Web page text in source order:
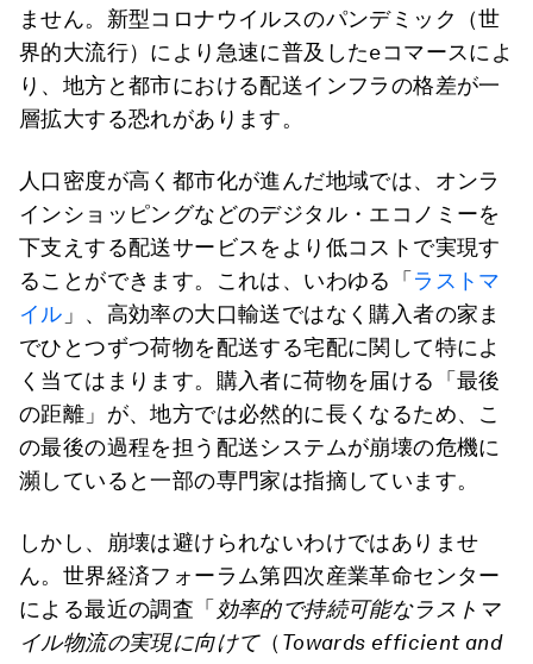
ません。新型コロナウイルスのパンデミック（世
界的大流行）により急速に普及したeコマースによ
り、地方と都市における配送インフラの格差が一
層拡大する恐れがあります。
人口密度が高く都市化が進んだ地域では、オンラ
インショッピングなどのデジタル・エコノミーを
下支えする配送サービスをより低コストで実現す
ることができます。これは、いわゆる「 ラストマ
イル 」、高効率の大口輸送ではなく購入者の家ま
でひとつずつ荷物を配送する宅配に関して特によ
く当てはまります。購入者に荷物を届ける「最後
の距離」が、地方では必然的に長くなるため、こ
の最後の過程を担う配送システムが崩壊の危機に
瀕していると一部の専門家は指摘しています。
しかし、崩壊は避けられないわけではありませ
ん。世界経済フォーラム第四次産業革命センター
による最近の調査「 効率的で持続可能なラストマ
イル物流の実現に向けて（ Towards efficient and